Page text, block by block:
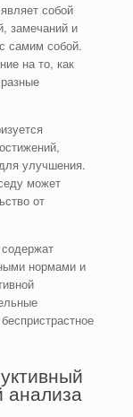
собой
замечаний и
самим собой.
на то, как
улучшения.
может
от
нормами и
анализа